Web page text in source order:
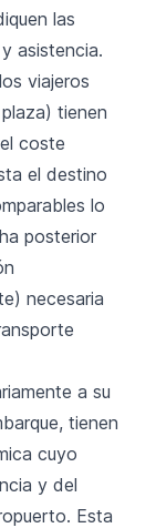
las
asistencia.
viajeros
tienen
coste
el destino
lo
posterior
necesaria
a su
tienen
cuyo
y del
Esta